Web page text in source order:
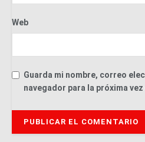
Web
Guarda mi nombre, correo
navegador para la próxima